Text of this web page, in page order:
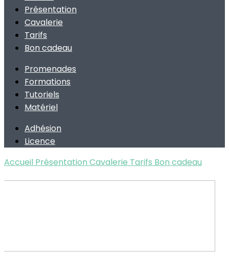
Présentation
Cavalerie
Tarifs
Bon cadeau
Promenades
Formations
Tutoriels
Matériel
Adhésion
Licence
Accueil Présentation Cavalerie Tarifs Bon cadeau